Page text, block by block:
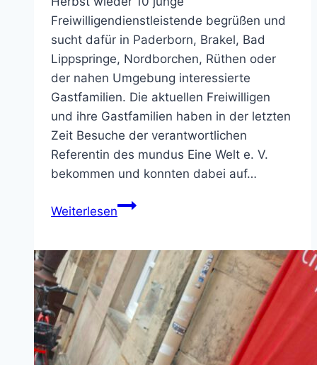
Freiwilligendienstleistende begrüßen und
sucht dafür in Paderborn, Brakel, Bad
Lippspringe, Nordborchen, Rüthen oder
der nahen Umgebung interessierte
Gastfamilien. Die aktuellen Freiwilligen
und ihre Gastfamilien haben in der letzten
Zeit Besuche der verantwortlichen
Referentin des mundus Eine Welt e. V.
bekommen und konnten dabei auf…
WeiterlesenGastfamilien
Freiwilligendienstleistende
gesucht
–
Gastfamilienbesuche
zeigen
spannende